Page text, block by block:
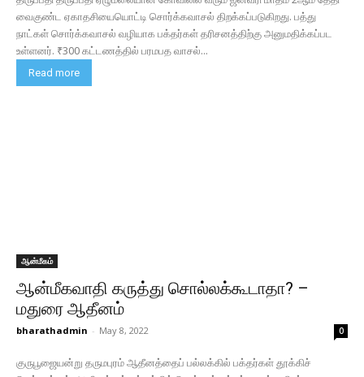
வைகுண்ட ஏகாதசியையொட்டி சொர்க்கவாசல் திறக்கப்படுகிறது. பத்து
நாட்கள் சொர்க்கவாசல் வழியாக பக்தர்கள் தரிசனத்திற்கு அனுமதிக்கப்பட
உள்ளனர். ₹300 கட்டணத்தில் பரமபத வாசல்...
Read more
ஆன்மீகம்
ஆன்மீகவாதி கருத்து சொல்லக்கூடாதா? –
மதுரை ஆதீனம்
bharathadmin - May 8, 2022 0
குருபூஜையன்று தருமபுரம் ஆதீனத்தைப் பல்லக்கில் பக்தர்கள் தூக்கிச்